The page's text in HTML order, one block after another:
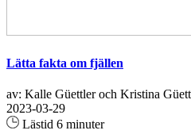
Lätta fakta om fjällen
av: Kalle Güettler och Kristina
2023-03-29
Lästid 6 minuter